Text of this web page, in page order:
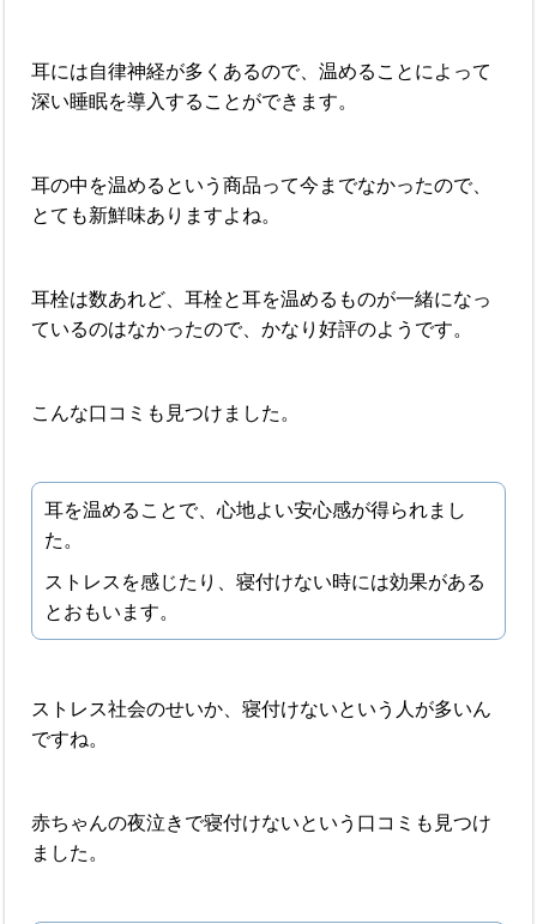
耳には自律神経が多くあるので、温めることによって
深い睡眠を導入することができます。
耳の中を温めるという商品って今までなかったので、
とても新鮮味ありますよね。
耳栓は数あれど、耳栓と耳を温めるものが一緒になっ
ているのはなかったので、かなり好評のようです。
こんな口コミも見つけました。
耳を温めることで、心地よい安心感が得られまし
た。
ストレスを感じたり、寝付けない時には効果がある
とおもいます。
ストレス社会のせいか、寝付けないという人が多いん
ですね。
赤ちゃんの夜泣きで寝付けないという口コミも見つけ
ました。